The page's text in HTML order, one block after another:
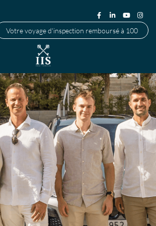
Votre voyage d'inspection remboursé à 100